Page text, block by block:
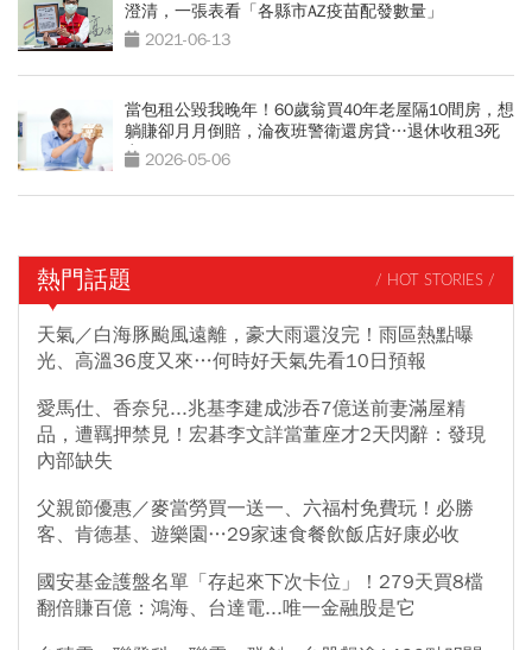
澄清，一張表看「各縣市AZ疫苗配發數量」
2021-06-13
當包租公毀我晚年！60歲翁買40年老屋隔10間房，想
躺賺卻月月倒賠，淪夜班警衛還房貸…退休收租3死
穴 2026-05-06
熱門話題 / HOT STORIES /
天氣／白海豚颱風遠離，豪大雨還沒完！雨區熱點曝
光、高溫36度又來…何時好天氣先看10日預報
愛馬仕、香奈兒...兆基李建成涉吞7億送前妻滿屋精
品，遭羈押禁見！宏碁李文詳當董座才2天閃辭：發現
內部缺失
父親節優惠／麥當勞買一送一、六福村免費玩！必勝
客、肯德基、遊樂園…29家速食餐飲飯店好康必收
國安基金護盤名單「存起來下次卡位」！279天買8檔
翻倍賺百億：鴻海、台達電...唯一金融股是它